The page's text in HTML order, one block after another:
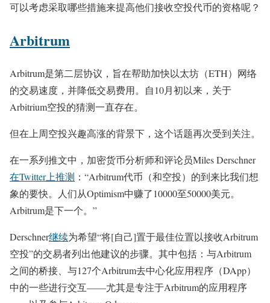
可以考虑采取哪些措施来提高他们接收空投代币的资格呢？
Arbitrum
Arbitrum是第二层协议，旨在帮助加快以太坊（ETH）网络
的交易速度，并降低交易费用。自10月初以来，关于
Arbitrium空投的猜测一直存在。
但在上周空投兴趣高涨的背景下，这个话题再次受到关注。
在一系列推文中，加密货币分析师和评论员Miles Derschner
在Twitter上推测 ：“Arbitrum代币（和空投）的到来比我们想
象的要快。人们从Optimism中赚了10000至50000美元。
Arbitrum是下一个。”
Derschner继续为希望“将[自己]置于最佳位置以接收Arbitrum
空投”的交易者列出他建议的步骤。其中包括：与Arbitrum
之间的桥接、与127个Arbitrum去中心化应用程序（DApp）
中的一些进行交互——尤其是专注于Arbitrum的应用程序